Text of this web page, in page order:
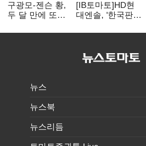
구광모-젠슨 황,
두 달 만에 또
등 논의
[IB토마토]HD현
대엔솔, '한국판
세액공제 선택이
뉴스
뉴스북
뉴스리듬